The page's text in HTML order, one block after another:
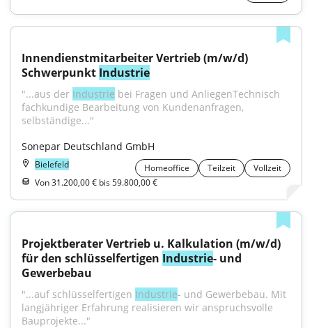
Innendienstmitarbeiter Vertrieb (m/w/d)
Schwerpunkt Industrie
"...aus der Industrie bei Fragen und AnliegenTechnisch
fachkundige Bearbeitung von Kundenanfragen,
selbständige..."
Sonepar Deutschland GmbH
Bielefeld Homeoffice Teilzeit
Vollzeit
Von 31.200,00 € bis 59.800,00 €
Projektberater Vertrieb u. Kalkulation (m/w/d)
für den schlüsselfertigen Industrie- und
Gewerbebau
"...auf schlüsselfertigen Industrie- und Gewerbebau. Mit
langjähriger Erfahrung realisieren wir anspruchsvolle
Bauprojekte..."